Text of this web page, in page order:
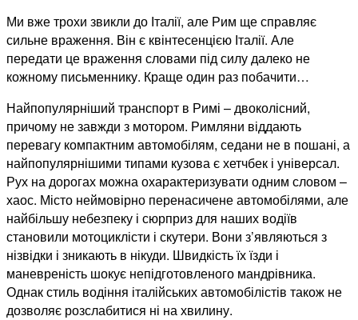
Ми вже трохи звикли до Італії, але Рим ще справляє
сильне враження. Він є квінтесенцією Італії. Але
передати це враження словами під силу далеко не
кожному письменнику. Краще один раз побачити…
Найпопулярніший транспорт в Римі – двоколісний,
причому не завжди з мотором. Римляни віддають
перевагу компактним автомобілям, седани не в пошані, а
найпопулярнішими типами кузова є хетчбек і універсал.
Рух на дорогах можна охарактеризувати одним словом –
хаос. Місто неймовірно перенасичене автомобілями, але
найбільшу небезпеку і сюрприз для наших водіїв
становили мотоциклісти і скутери. Вони з’являються з
нізвідки і зникають в нікуди. Швидкість їх їзди і
маневреність шокує непідготовленого мандрівника.
Однак стиль водіння італійських автомобілістів також не
дозволяє розслабитися ні на хвилину.